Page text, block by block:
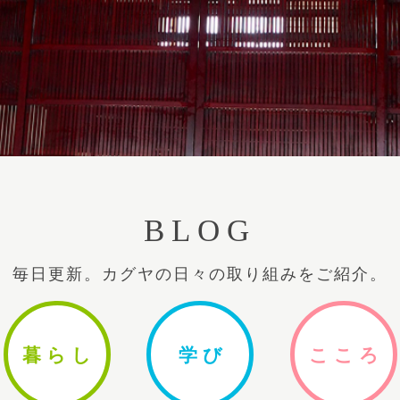
BLOG
毎日更新。カグヤの日々の取り組みをご紹介。
暮ら し 学 び ここ ろ